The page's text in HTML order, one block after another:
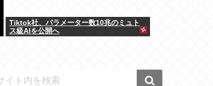
Tiktok社、パラメーター数10兆のミュト
ス級AIを公開へ